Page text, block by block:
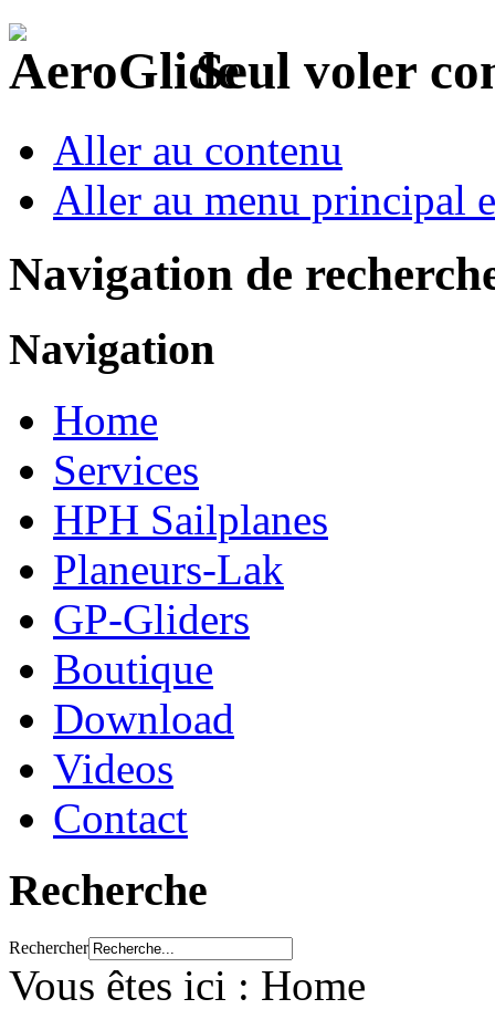
Seul voler
Aller au contenu
Aller au menu principal
Navigation de
Navigation
Home
Services
HPH Sailplanes
Planeurs-Lak
GP-Gliders
Boutique
Download
Videos
Contact
Recherche
Rechercher
Vous êtes ici : Home